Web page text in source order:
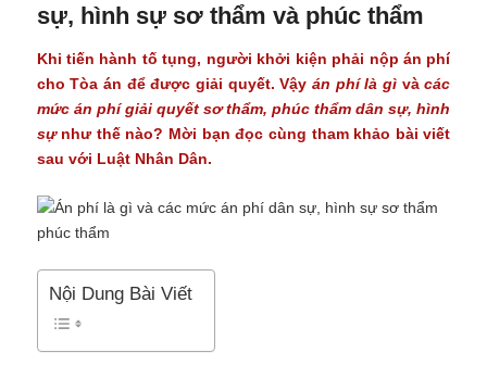
sự, hình sự sơ thẩm và phúc thẩm
Khi tiến hành tố tụng, người khởi kiện phải nộp án phí
cho Tòa án để được giải quyết. Vậyán phí là gì vàcác
mức án phí giải quyết sơ thẩm, phúc thẩm dân sự, hình
sựnhư thế nào? Mời bạn đọc cùng tham khảo bài viết
sau với Luật Nhân Dân.
Nội Dung Bài Viết